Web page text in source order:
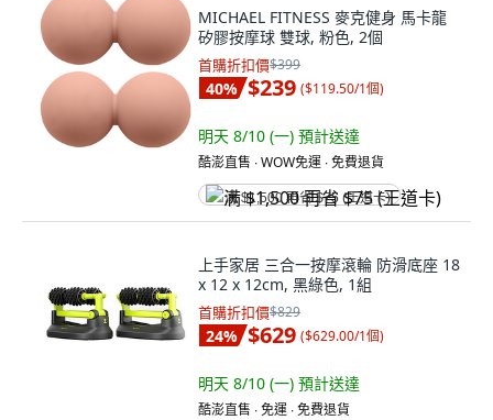
MICHAEL FITNESS 麥克健身 馬卡龍
矽膠按摩球 雙球, 粉色, 2個
首購折扣價$399
40% $239 ($119.50/1個)
明天 8/10 (一) 預計送達
酷澎直售 ∙ WOW免運 ∙ 免費退貨
满 $1,500 再省 $75 (王道卡)
上手家居 三合一按摩滾輪 防滑底座 18
x 12 x 12cm, 黑綠色, 1組
首購折扣價$829
24% $629 ($629.00/1個)
明天 8/10 (一) 預計送達
酷澎直售 ∙ 免運 ∙ 免費退貨